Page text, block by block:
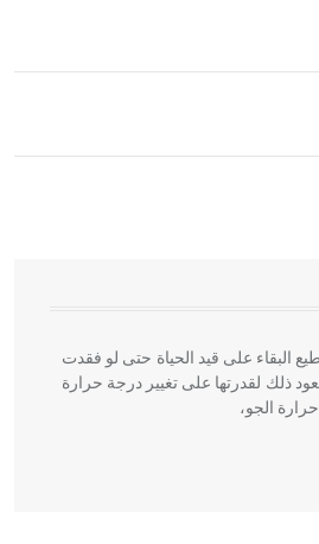
من الفنون الهندسية التي ارتبطت
بلاد الشام ومصر خاصة، حيث يحرص
وخاصة في الواجهات
البقاء على قيد الحياة حتى لو فقدت
ذلك لقدرتها على تغيير درجة حرارة
الجو،